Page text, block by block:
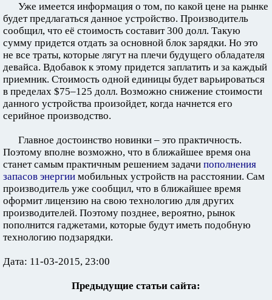
Уже имеется информация о том, по какой цене на рынке
будет предлагаться данное устройство. Производитель
сообщил, что её стоимость составит 300 долл. Такую
сумму придется отдать за основной блок зарядки. Но это
не все траты, которые лягут на плечи будущего обладателя
девайса. Вдобавок к этому придется заплатить и за каждый
приемник. Стоимость одной единицы будет варьироваться
в пределах $75–125 долл. Возможно снижение стоимости
данного устройства произойдет, когда начнется его
серийное производство.
Главное достоинство новинки – это практичность.
Поэтому вполне возможно, что в ближайшее время она
станет самым практичным решением задачи пополнения
запасов энергии мобильных устройств на расстоянии. Сам
производитель уже сообщил, что в ближайшее время
оформит лицензию на свою технологию для других
производителей. Поэтому позднее, вероятно, рынок
пополнится гаджетами, которые будут иметь подобную
технологию подзарядки.
Дата: 11-03-2015, 23:00
Предыдущие статьи сайта: